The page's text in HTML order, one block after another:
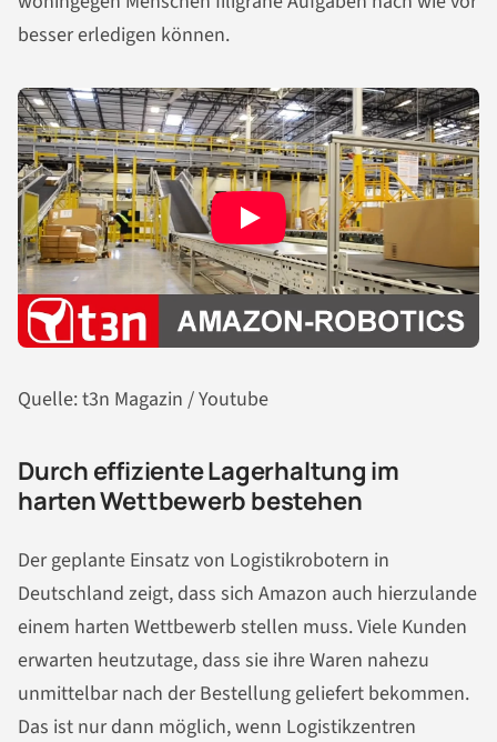
besser erledigen können.
Quelle: t3n Magazin / Youtube
Durch effiziente Lagerhaltung im
harten Wettbewerb bestehen
Der geplante Einsatz von Logistikrobotern in
Deutschland zeigt, dass sich Amazon auch hierzulande
einem harten Wettbewerb stellen muss. Viele Kunden
erwarten heutzutage, dass sie ihre Waren nahezu
unmittelbar nach der Bestellung geliefert bekommen.
Das ist nur dann möglich, wenn Logistikzentren